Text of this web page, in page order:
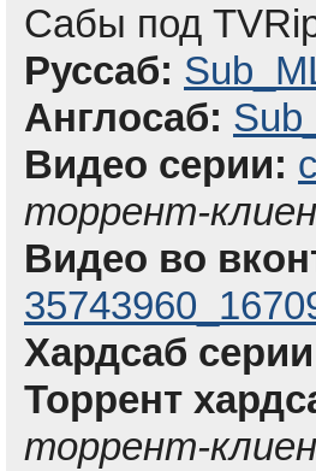
Сабы под
Руссаб:
Англосаб:
Видео серии:
торрент-
Видео во
Хардсаб
Торрент
торрент-